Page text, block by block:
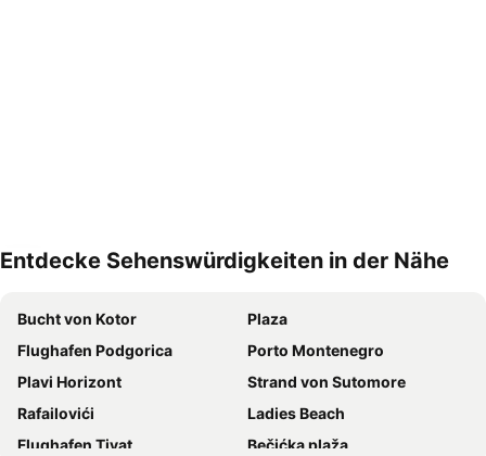
Entdecke Sehenswürdigkeiten in der Nähe
Bucht von Kotor
Plaza
Flughafen Podgorica
Porto Montenegro
Plavi Horizont
Strand von Sutomore
Rafailovići
Ladies Beach
Flughafen Tivat
Bečićka plaža